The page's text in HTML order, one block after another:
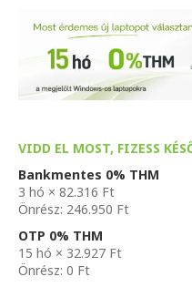
VIDD EL MOST, FIZESS
Bankmentes 0% THM
3 hó × 82.316 Ft
Önrész: 246.950 Ft
OTP 0% THM
15 hó × 32.927 Ft
Önrész: 0 Ft